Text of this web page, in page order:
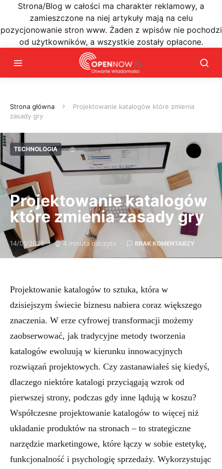
Strona/Blog w całości ma charakter reklamowy, a
zamieszczone na niej artykuły mają na celu
pozycjonowanie stron www. Żaden z wpisów nie pochodzi
od użytkowników, a wszystkie zostały opłacone.
Strona główna
Projektowanie katalogów które zmienia
zasady gry
TECHNOLOGIA
Projektowanie katalogów
które zmienia zasady gry
14/01/2025 4 minuta odczytu BRAK KOMENTARZY
Projektowanie katalogów to sztuka, która w
dzisiejszym świecie biznesu nabiera coraz większego
znaczenia. W erze cyfrowej transformacji możemy
zaobserwować, jak tradycyjne metody tworzenia
katalogów ewoluują w kierunku innowacyjnych
rozwiązań projektowych. Czy zastanawiałeś się kiedyś,
dlaczego niektóre katalogi przyciągają wzrok od
pierwszej strony, podczas gdy inne lądują w koszu?
Współczesne projektowanie katalogów to więcej niż
układanie produktów na stronach – to strategiczne
narzędzie marketingowe, które łączy w sobie estetykę,
funkcjonalność i psychologię sprzedaży. Wykorzystując